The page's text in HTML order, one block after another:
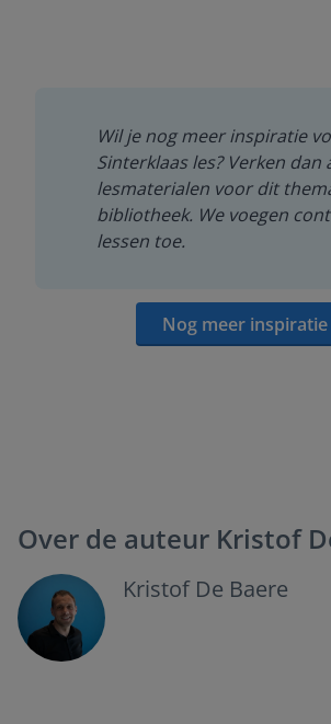
Wil je nog meer inspiratie
Sinterklaas les? Verken dan
lesmaterialen voor dit
bibliotheek. We voegen
lessen toe.
Nog meer inspiratie
Over de auteur Kristof
Kristof De Baere